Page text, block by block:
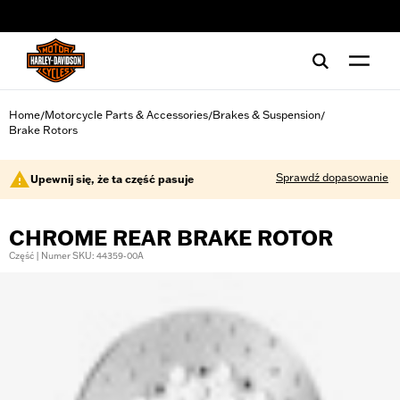
Home/Motorcycle Parts & Accessories/Brakes & Suspension/
Brake Rotors
Upewnij się, że ta część pasuje Sprawdź dopasowanie
CHROME REAR BRAKE ROTOR
Część | Numer SKU: 44359-00A